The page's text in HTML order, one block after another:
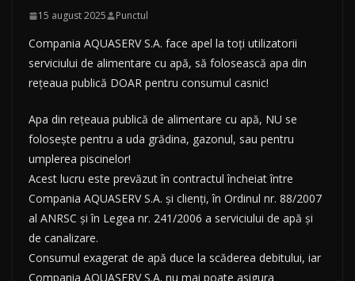
15 august 2025 Punctul
Compania AQUASERV S.A. face apel la toți utilizatorii
serviciului de alimentare cu apă, să folosească apa din
rețeaua publică DOAR pentru consumul casnic!
Apa din rețeaua publică de alimentare cu apă, NU se
folosește pentru a uda grădina, gazonul, sau pentru
umplerea piscinelor!
Acest lucru este prevăzut în contractul încheiat între
Compania AQUASERV S.A. și clienți, în Ordinul nr. 88/2007
al ANRSC și în Legea nr. 241/2006 a serviciului de apă şi
de canalizare.
Consumul exagerat de apă duce la scăderea debitului, iar
Compania AQUASERV S.A. nu mai poate asigura